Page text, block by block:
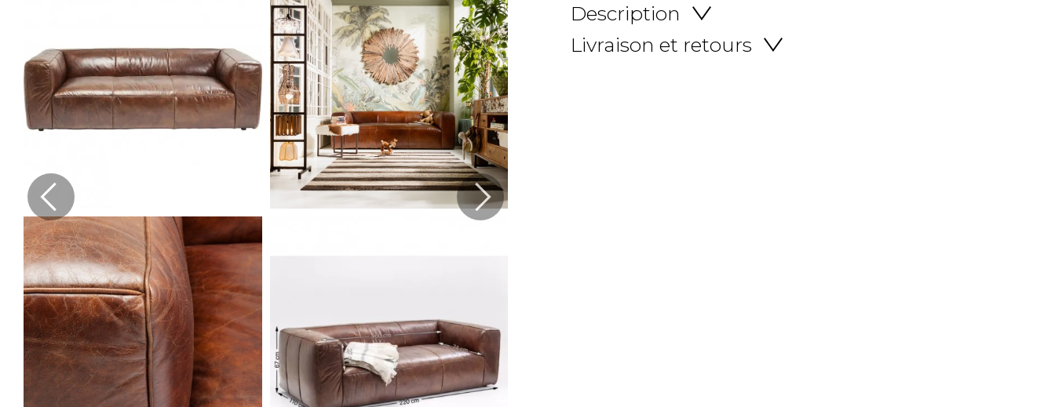
Description
Livraison et retours